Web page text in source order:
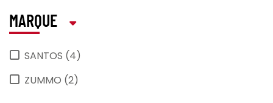
MARQUE
SANTOS (4)
ZUMMO (2)